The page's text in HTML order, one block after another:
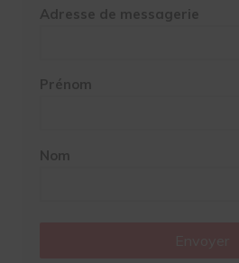
Adresse de messagerie
Prénom
Nom